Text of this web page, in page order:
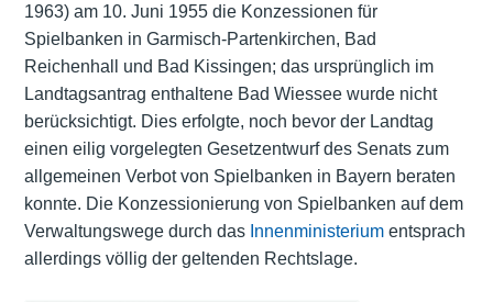
1963) am 10. Juni 1955 die Konzessionen für
Spielbanken in Garmisch-Partenkirchen, Bad
Reichenhall und Bad Kissingen; das ursprünglich im
Landtagsantrag enthaltene Bad Wiessee wurde nicht
berücksichtigt. Dies erfolgte, noch bevor der Landtag
einen eilig vorgelegten Gesetzentwurf des Senats zum
allgemeinen Verbot von Spielbanken in Bayern beraten
konnte. Die Konzessionierung von Spielbanken auf dem
Verwaltungswege durch das Innenministeriumentsprach
allerdings völlig der geltenden Rechtslage.